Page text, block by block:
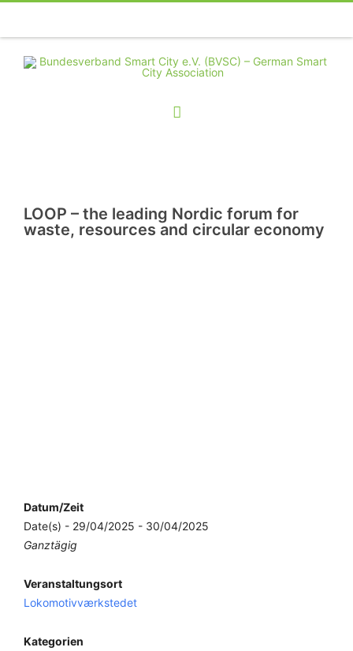
TelefonFacebookTwitterYoutubeInstagramLinkedinRSS
LOOP – the leading Nordic forum for
waste, resources and circular economy
Datum/Zeit
Date(s) - 29/04/2025 - 30/04/2025
Ganztägig
Veranstaltungsort
Lokomotivværkstedet
Kategorien